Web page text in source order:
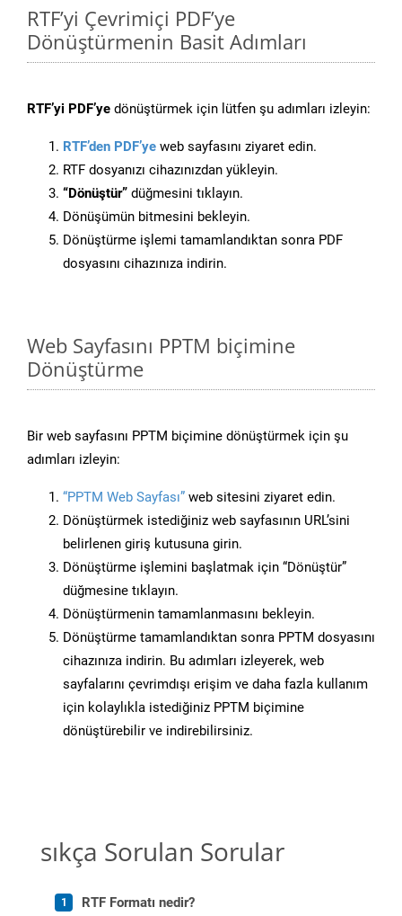
RTF’yi Çevrimiçi PDF’ye
Dönüştürmenin Basit Adımları
RTF’yi PDF’ye dönüştürmek için lütfen şu adımları izleyin:
RTF’den PDF’ye web sayfasını ziyaret edin.
RTF dosyanızı cihazınızdan yükleyin.
“Dönüştür” düğmesini tıklayın.
Dönüşümün bitmesini bekleyin.
Dönüştürme işlemi tamamlandıktan sonra PDF
dosyasını cihazınıza indirin.
Web Sayfasını PPTM biçimine
Dönüştürme
Bir web sayfasını PPTM biçimine dönüştürmek için şu
adımları izleyin:
“PPTM Web Sayfası” web sitesini ziyaret edin.
Dönüştürmek istediğiniz web sayfasının URL’sini
belirlenen giriş kutusuna girin.
Dönüştürme işlemini başlatmak için “Dönüştür”
düğmesine tıklayın.
Dönüştürmenin tamamlanmasını bekleyin.
Dönüştürme tamamlandıktan sonra PPTM dosyasını
cihazınıza indirin. Bu adımları izleyerek, web
sayfalarını çevrimdışı erişim ve daha fazla kullanım
için kolaylıkla istediğiniz PPTM biçimine
dönüştürebilir ve indirebilirsiniz.
sıkça Sorulan Sorular
RTF Formatı nedir?